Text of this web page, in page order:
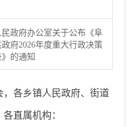
政府办公室关于公布《阜
府2026年度重大行政决策
的通知
各乡镇人民政府、街道
直属机构：